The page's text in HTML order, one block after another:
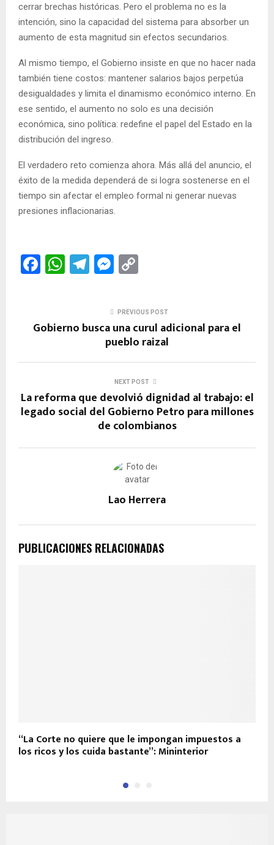
cerrar brechas históricas. Pero el problema no es la
intención, sino la capacidad del sistema para absorber un
aumento de esta magnitud sin efectos secundarios.
Al mismo tiempo, el Gobierno insiste en que no hacer nada
también tiene costos: mantener salarios bajos perpetúa
desigualdades y limita el dinamismo económico interno. En
ese sentido, el aumento no solo es una decisión
económica, sino política: redefine el papel del Estado en la
distribución del ingreso.
El verdadero reto comienza ahora. Más allá del anuncio, el
éxito de la medida dependerá de si logra sostenerse en el
tiempo sin afectar el empleo formal ni generar nuevas
presiones inflacionarias.
F
b
o
W
s
p
T
gr
m
M
n
g
er
Li
n
k
PREVIOUS POST
Gobierno busca una curul adicional para el
pueblo raizal
NEXT POST
La reforma que devolvió dignidad al trabajo: el
legado social del Gobierno Petro para millones
de colombianos
Lao Herrera
PUBLICACIONES RELACIONADAS
“La Corte no quiere que le impongan impuestos a
los ricos y los cuida bastante”: Mininterior